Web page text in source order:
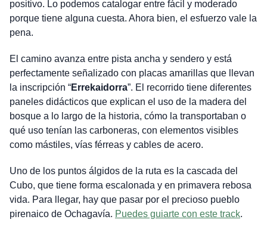
positivo. Lo podemos catalogar entre fácil y moderado
porque tiene alguna cuesta. Ahora bien, el esfuerzo vale la
pena.
El camino avanza entre pista ancha y sendero y está
perfectamente señalizado con placas amarillas que llevan
la inscripción “Errekaidorra”. El recorrido tiene diferentes
paneles didácticos que explican el uso de la madera del
bosque a lo largo de la historia, cómo la transportaban o
qué uso tenían las carboneras, con elementos visibles
como mástiles, vías férreas y cables de acero.
Uno de los puntos álgidos de la ruta es la cascada del
Cubo, que tiene forma escalonada y en primavera rebosa
vida. Para llegar, hay que pasar por el precioso pueblo
pirenaico de Ochagavía. Puedes guiarte con este track.